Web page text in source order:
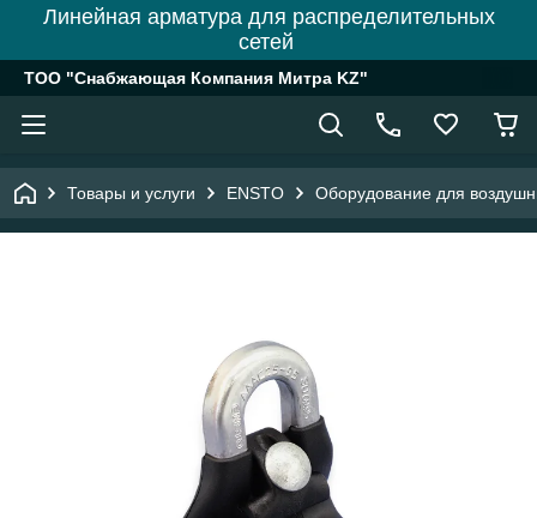
Линейная арматура для распределительных
сетей
ТОО "Снабжающая Компания Митра KZ"
Товары и услуги ENSTO Оборудование для